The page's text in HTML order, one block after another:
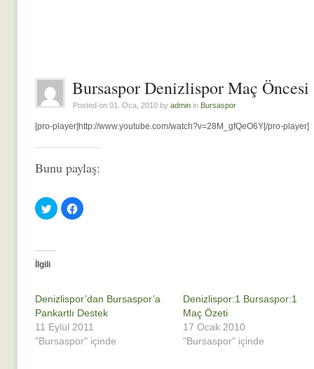
Bursaspor Denizlispor Maç Öncesi
Posted on 01. Oca, 2010 by admin in Bursaspor
[pro-player]http://www.youtube.com/watch?v=28M_gfQeO6Y[/pro-player]
Bunu paylaş:
Twitter
üzerinde
paylaşmak
(Yeni
Facebook'ta
paylaşmak
İlgili
Denizlispor’dan Bursaspor’a
Pankartlı Destek
11 Eylül 2011
"Bursaspor" içinde
Denizlispor:1 Bursaspor:1
Maç Özeti
17 Ocak 2010
"Bursaspor" içinde